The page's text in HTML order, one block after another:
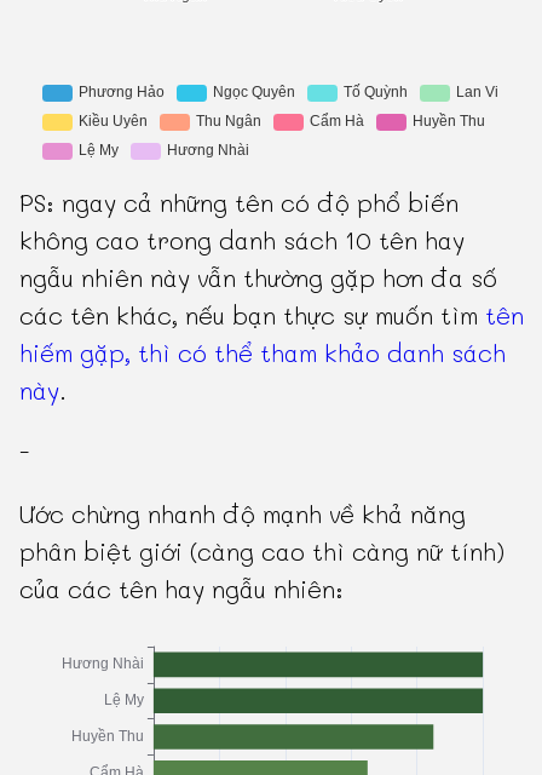
PS: ngay cả những tên có độ phổ biến
không cao trong danh sách 10 tên hay
ngẫu nhiên này vẫn thường gặp hơn đa số
các tên khác, nếu bạn thực sự muốn tìm tên
hiếm gặp, thì có thể tham khảo danh sách
này.
-
Ước chừng nhanh độ mạnh về khả năng
phân biệt giới (càng cao thì càng nữ tính)
của các tên hay ngẫu nhiên: